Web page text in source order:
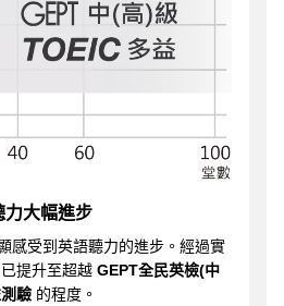
力大幅進步
感受到英語聽力的進步。經過實
提升至超越 GEPT全民英檢(中
驗 的程度。